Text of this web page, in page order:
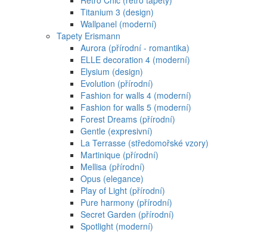
Titanium 3 (design)
Wallpanel (moderní)
Tapety Erismann
Aurora (přírodní - romantika)
ELLE decoration 4 (moderní)
Elysium (design)
Evolution (přírodní)
Fashion for walls 4 (moderní)
Fashion for walls 5 (moderní)
Forest Dreams (přírodní)
Gentle (expresivní)
La Terrasse (středomořské vzory)
Martinique (přírodní)
Mellisa (přírodní)
Opus (elegance)
Play of Light (přírodní)
Pure harmony (přírodní)
Secret Garden (přírodní)
Spotlight (moderní)